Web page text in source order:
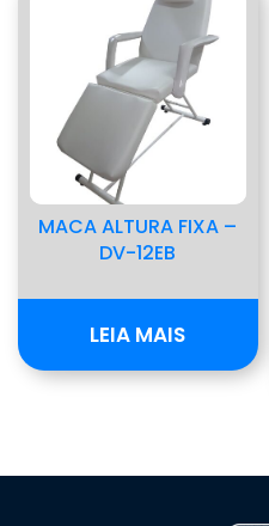
MACA ALTURA FIXA –
DV-12EB
LEIA MAIS